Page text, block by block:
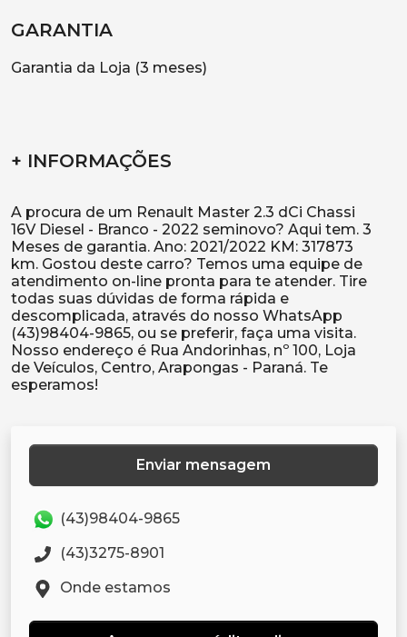
GARANTIA
Garantia da Loja (3 meses)
+ INFORMAÇÕES
A procura de um Renault Master 2.3 dCi Chassi
16V Diesel - Branco - 2022 seminovo? Aqui tem. 3
Meses de garantia. Ano: 2021/2022 KM: 317873
km. Gostou deste carro? Temos uma equipe de
atendimento on-line pronta para te atender. Tire
todas suas dúvidas de forma rápida e
descomplicada, através do nosso WhatsApp
(43)98404-9865, ou se preferir, faça uma visita.
Nosso endereço é Rua Andorinhas, nº 100, Loja
de Veículos, Centro, Arapongas - Paraná. Te
Enviar mensagem
(43)98404-9865
(43)3275-8901
Onde estamos